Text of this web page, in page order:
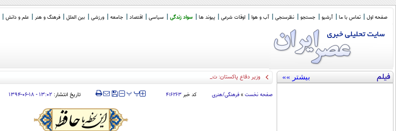
صفحه اول تماس با ما آرشیو جستجو نظرسنجی آب و هوا اوقات شرعی پیوند ها سواد زندگی سیاسی اقتصاد جامعه ورزشی بین الملل فرهنگ و هنر علم و دانش
فیلم بیشتر »» وزیر دفاع پاکستان: توافق مکه می تواند
صفحه نخست » فرهنگی/هنری کد خبر ۴۱۶۲۶۳ ‍‍‍ پپ تاریخ انتشار: ۱۳:۰۲ - ۱۸-۰۶-۱۳۹۴